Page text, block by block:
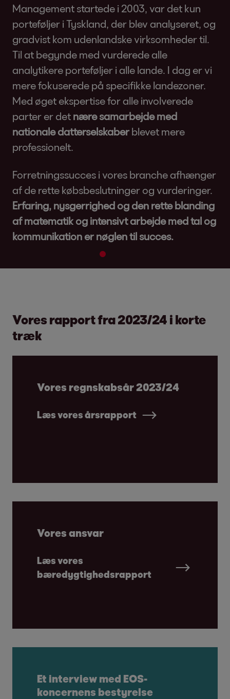
Management startede i 2003, var det kun
porteføljer i Tyskland, der blev analyseret, og
gradvist kom udenlandske virksomheder til.
Til at begynde med vurderede alle
analytikere porteføljer i alle lande. I dag er vi
mere fokuserede på specifikke landezoner.
Med øget ekspertise for alle involverede
parter er det nære samarbejde med
nationale datterselskaber blevet mere
professionelt.
Forretningssucces i vores branche afhænger
af de rette købsbeslutninger og vurderinger.
Erfaring, nysgerrighed og den rette blanding
af matematik og intensivt arbejde med tal og
kommunikation er nøglen til succes.
Vores rapport fra 2023/24 i korte
træk
Vores regnskabsår 2023/24
Læs vores årsrapport
Vores ansvar
Læs vores
bæredygtighedsrapport
Et interview med EOS-
koncernens bestyrelse